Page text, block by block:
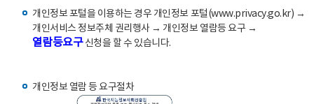
개인정보 포털을 이용하는 경우 개인정보 포털(www.privacy.go.kr) →
개인서비스 정보주체 권리행사 → 개인정보 열람등 요구 →
열람등요구신청을 할 수 있습니다.
개인정보 열람 등 요구절차